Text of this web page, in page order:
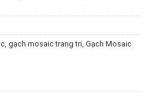
, gạch mosaic trang tri, Gạch Mosaic